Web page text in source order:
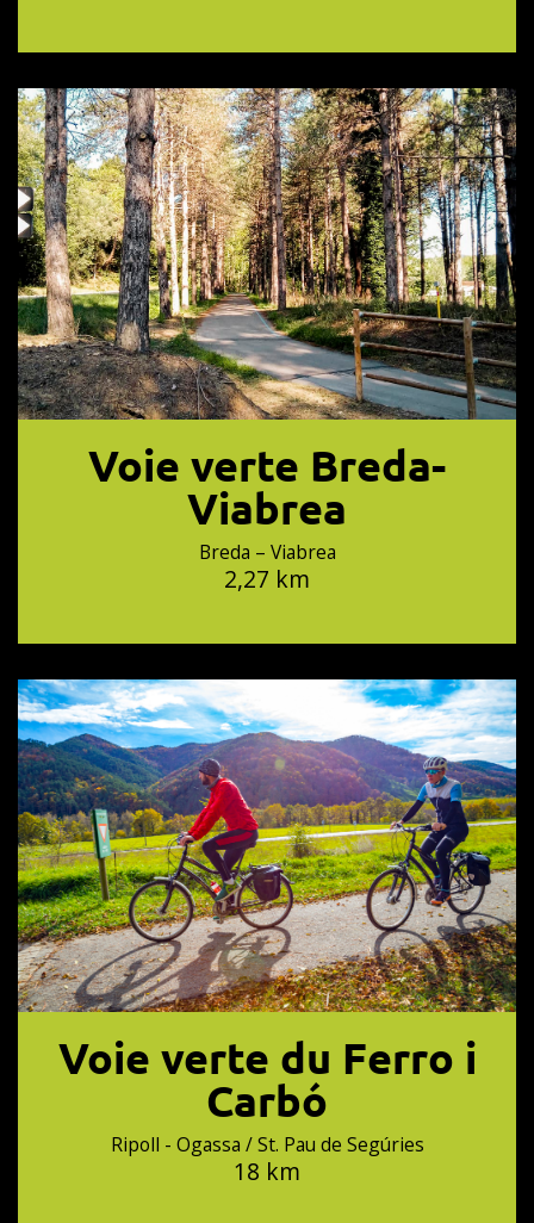
Voie verte Breda-
Viabrea
Breda – Viabrea
2,27 km
Voie verte du Ferro i
Carbó
Ripoll - Ogassa / St. Pau de Segúries
18 km